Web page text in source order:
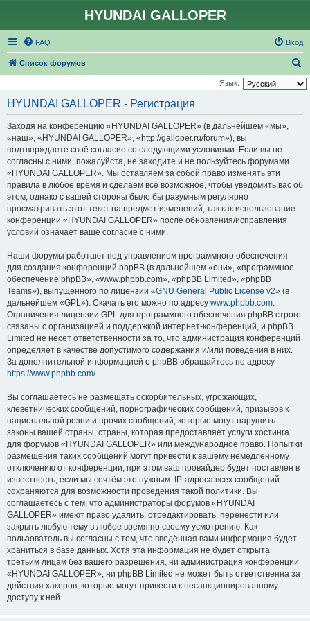
HYUNDAI GALLOPER
FAQ Вход
Список форумов
о
Язык:
HYUNDAI GALLOPER - Регистрация
Заходя на конференцию «HYUNDAI GALLOPER» (в дальнейшем «мы»,
«наш», «HYUNDAI GALLOPER», «http://galloper.ru/forum»), вы
подтверждаете своё согласие со следующими условиями. Если вы не
согласны с ними, пожалуйста, не заходите и не пользуйтесь форумами
«HYUNDAI GALLOPER». Мы оставляем за собой право изменять эти
правила в любое время и сделаем всё возможное, чтобы уведомить вас об
этом, однако с вашей стороны было бы разумным регулярно
просматривать этот текст на предмет изменений, так как использование
конференции «HYUNDAI GALLOPER» после обновления/исправления
условий означает ваше согласие с ними.
Наши форумы работают под управлением программного обеспечения
для создания конференций phpBB (в дальнейшем «они», «программное
обеспечение phpBB», «www.phpbb.com», «phpBB Limited», «phpBB
Teams»), выпущенного по лицензии «GNU General Public License v2» (в
дальнейшем «GPL»). Скачать его можно по адресу www.phpbb.com.
Ограничения лицензии GPL для программного обеспечения phpBB строго
связаны с организацией и поддержкой интернет-конференций, и phpBB
Limited не несёт ответственности за то, что администрация конференций
определяет в качестве допустимого содержания и/или поведения в них.
За дополнительной информацией о phpBB обращайтесь по адресу
https://www.phpbb.com/.
Вы соглашаетесь не размещать оскорбительных, угрожающих,
клеветнических сообщений, порнографических сообщений, призывов к
национальной розни и прочих сообщений, которые могут нарушить
законы вашей страны, страны, которая предоставляет услуги хостинга
для форумов «HYUNDAI GALLOPER» или международное право. Попытки
размещения таких сообщений могут привести к вашему немедленному
отключению от конференции, при этом ваш провайдер будет поставлен в
известность, если мы сочтём это нужным. IP-адреса всех сообщений
сохраняются для возможности проведения такой политики. Вы
соглашаетесь с тем, что администраторы форумов «HYUNDAI
GALLOPER» имеют право удалить, отредактировать, перенести или
закрыть любую тему в любое время по своему усмотрению. Как
пользователь вы согласны с тем, что введённая вами информация будет
храниться в базе данных. Хотя эта информация не будет открыта
третьим лицам без вашего разрешения, ни администрация конференции
«HYUNDAI GALLOPER», ни phpBB Limited не может быть ответственна за
действия хакеров, которые могут привести к несанкционированному
доступу к ней.